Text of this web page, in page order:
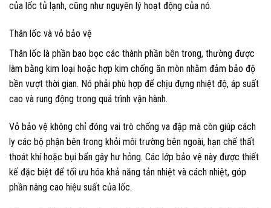
của lốc tủ lạnh, cũng như nguyên lý hoạt động của nó.
Thân lốc và vỏ bảo vệ
Thân lốc là phần bao bọc các thành phần bên trong, thường được
làm bằng kim loại hoặc hợp kim chống ăn mòn nhằm đảm bảo độ
bền vượt thời gian. Nó phải phù hợp để chịu đựng nhiệt độ, áp suất
cao và rung động trong quá trình vận hành.
Vỏ bảo vệ không chỉ đóng vai trò chống va đập mà còn giúp cách
ly các bộ phận bên trong khỏi môi trường bên ngoài, hạn chế thất
thoát khí hoặc bụi bẩn gây hư hỏng. Các lớp bảo vệ này được thiết
kế đặc biệt để tối ưu hóa khả năng tản nhiệt và cách nhiệt, góp
phần nâng cao hiệu suất của lốc.